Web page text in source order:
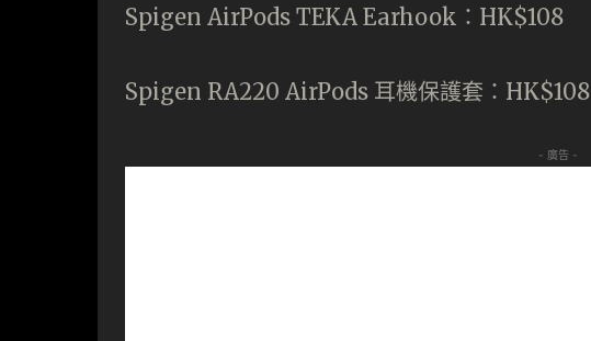
Spigen AirPods TEKA Earhook：HK$108
Spigen RA220 AirPods 耳機保護套：HK$108
- 廣告 -